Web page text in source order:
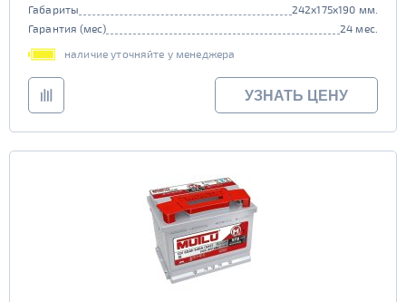
Габариты
242x175x190 мм.
Гарантия (мес)
24 мес.
наличие уточняйте у менеджера
УЗНАТЬ ЦЕНУ